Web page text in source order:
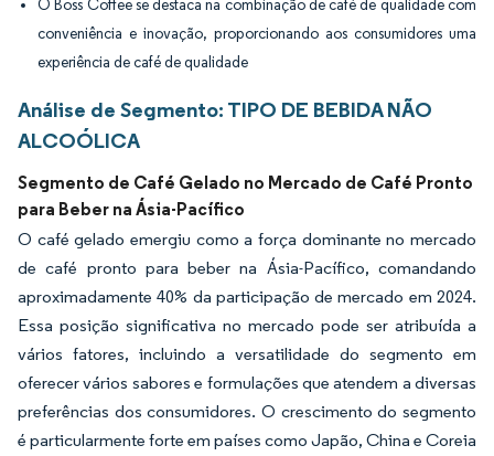
O Boss Coffee se destaca na combinação de café de qualidade com
conveniência e inovação, proporcionando aos consumidores uma
experiência de café de qualidade
Análise de Segmento: TIPO DE BEBIDA NÃO
ALCOÓLICA
Segmento de Café Gelado no Mercado de Café Pronto
para Beber na Ásia-Pacífico
O café gelado emergiu como a força dominante no mercado
de café pronto para beber na Ásia-Pacífico, comandando
aproximadamente 40% da participação de mercado em 2024.
Essa posição significativa no mercado pode ser atribuída a
vários fatores, incluindo a versatilidade do segmento em
oferecer vários sabores e formulações que atendem a diversas
preferências dos consumidores. O crescimento do segmento
é particularmente forte em países como Japão, China e Coreia